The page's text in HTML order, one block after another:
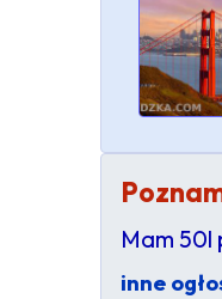
Mam 50l
inne